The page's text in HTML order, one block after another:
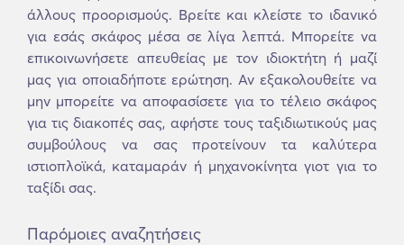
άλλους προορισμούς. Βρείτε και κλείστε το ιδανικό
για εσάς σκάφος μέσα σε λίγα λεπτά. Μπορείτε να
επικοινωνήσετε απευθείας με τον ιδιοκτήτη ή μαζί
μας για οποιαδήποτε ερώτηση. Αν εξακολουθείτε να
μην μπορείτε να αποφασίσετε για το τέλειο σκάφος
για τις διακοπές σας, αφήστε τους ταξιδιωτικούς μας
συμβούλους να σας προτείνουν τα καλύτερα
ιστιοπλοϊκά, καταμαράν ή μηχανοκίνητα γιοτ για το
ταξίδι σας.
Παρόμοιες αναζητήσεις